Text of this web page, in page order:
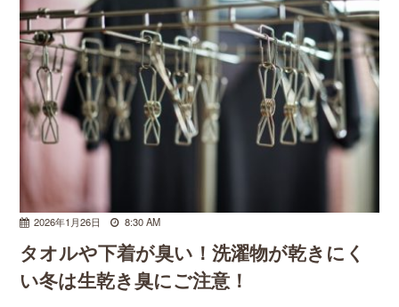
2026年1月26日 8:30 AM
タオルや下着が臭い！洗濯物が乾きにく
い冬は生乾き臭にご注意！